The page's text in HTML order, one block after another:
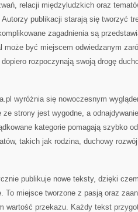
relacji międzyludzkich oraz
publikacji starają się tworzyć
zagadnienia są
może być miejscem odwiedzanym
rozpoczynają swoją drogę
wyróżnia się nowoczesnym
ze strony jest wygodne, a
kategorie pomagają szybko
takich jak rodzina, duchowy
publikuje nowe teksty, dzięki
To miejsce tworzone z pasją oraz
wartość przekazu. Każdy tekst